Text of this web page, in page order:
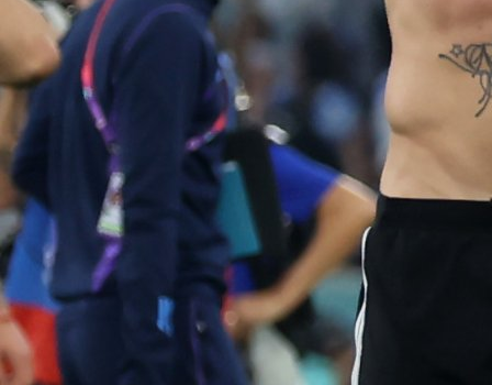
Reprezentacije
Ovako Martinez brani svoje navijače: Udario
brazilskog policajca!
2 godina 8 mjesec